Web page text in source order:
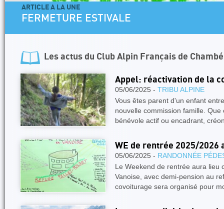
ARTICLE A LA UNE
FERMETURE ESTIVALE
Les actus du Club Alpin Français de
Appel: réactivation de la
05/06/2025 - TRIBU ALPINE
Vous êtes parent d'un enfant
nouvelle commission famille.
bénévole actif ou encadrant,
WE de rentrée 2025/2026
05/06/2025 - RANDONNÉE
Le Weekend de rentrée aura
Vanoise, avec demi-pension au
covoiturage sera organisé pour